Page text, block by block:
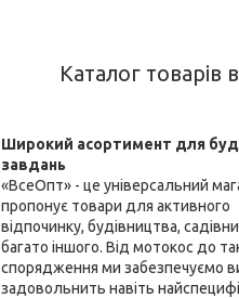
Каталог
Широкий асортимент для
завдань
«ВсеОпт» - це універсальний
пропонує товари для активного
відпочинку, будівництва,
багато іншого. Від мотокос до
спорядження ми забезпечуємо
задовольнить навіть